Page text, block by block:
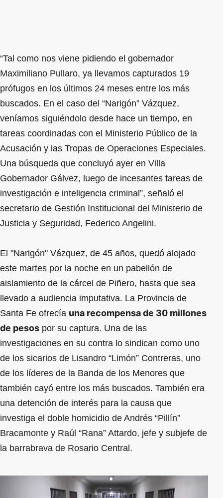
“Tal como nos viene pidiendo el gobernador
Maximiliano Pullaro, ya llevamos capturados 19
prófugos en los últimos 24 meses entre los más
buscados. En el caso del “Narigón” Vázquez,
veníamos siguiéndolo desde hace un tiempo, en
tareas coordinadas con el Ministerio Público de la
Acusación y las Tropas de Operaciones Especiales.
Una búsqueda que concluyó ayer en Villa
Gobernador Gálvez, luego de incesantes tareas de
investigación e inteligencia criminal”, señaló el
secretario de Gestión Institucional del Ministerio de
Justicia y Seguridad, Federico Angelini.
El "Narigón" Vázquez, de 45 años, quedó alojado
este martes por la noche en un pabellón de
aislamiento de la cárcel de Piñero, hasta que sea
llevado a audiencia imputativa. La Provincia de
Santa Fe ofrecía una recompensa de 30 millones
de pesos por su captura. Una de las
investigaciones en su contra lo sindican como uno
de los sicarios de Lisandro “Limón” Contreras, uno
de los líderes de la Banda de los Menores que
también cayó entre los más buscados. También era
una detención de interés para la causa que
investiga el doble homicidio de Andrés “Pillín”
Bracamonte y Raúl “Rana” Attardo, jefe y subjefe de
la barrabrava de Rosario Central.